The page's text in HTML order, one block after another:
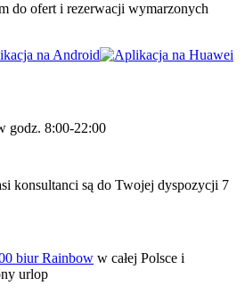
do ofert i rezerwacji wymarzonych
godz. 8:00-22:00
konsultanci są do Twojej dyspozycji 7
biur Rainbow w całej Polsce i
urlop